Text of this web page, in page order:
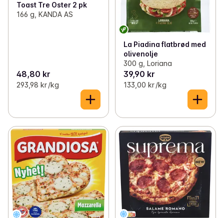
Toast Tre Oster 2 pk
166 g, KANDA AS
48,80 kr
293,98 kr /kg
La Piadina flatbrød med
olivenolje
300 g, Loriana
39,90 kr
133,00 kr /kg